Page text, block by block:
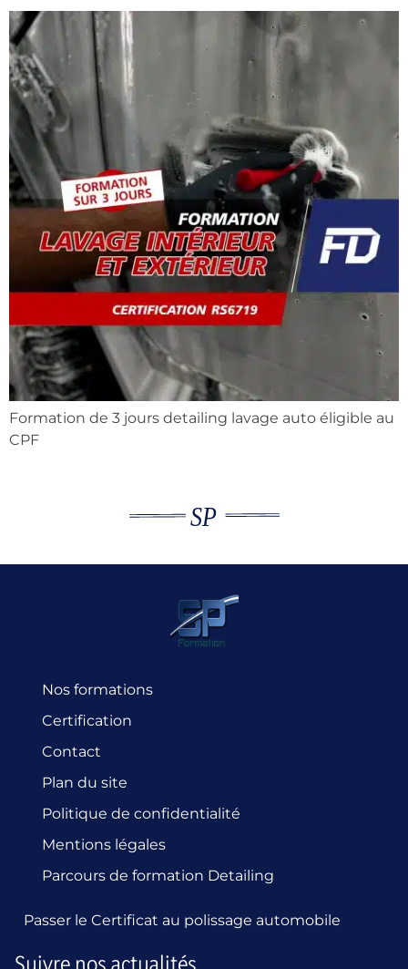
Formation de 3 jours detailing lavage auto éligible au
CPF
Nos formations
Certification
Contact
Plan du site
Politique de confidentialité
Mentions légales
Parcours de formation Detailing
Passer le Certificat au polissage automobile